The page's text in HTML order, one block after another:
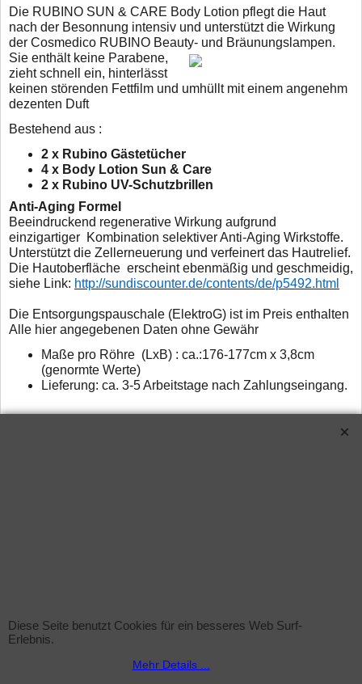
Die RUBINO SUN & CARE Body Lotion pflegt die Haut
nach der Besonnung intensiv und unterstützt die Wirkung
der Cosmedico RUBINO Beauty- und Bräunungslampen.
Sie enthält keine Parabene,
zieht schnell ein, hinterlässt
keinen störenden Fettfilm und umhüllt mit einem angenehm
dezenten Duft
Bestehend aus :
2 x Rubino Gästetücher
4 x Body Lotion Sun & Care
2 x Rubino UV-Schutzbrillen
Anti-Aging Formel
Beeindruckend regenerative Wirkung aufgrund
einzigartiger Kombination selektiver Anti-Aging Wirkstoffe.
Unterstützt die Zellerneuerung und verfeinert das Hautrelief.
Die Hautoberfläche erscheint ebenmäßig und geschmeidig,
siehe Link: http://sundiscounter.de/contents/de/p5492.html
Die Entsorgungspauschale (ElektroG) ist im Preis enthalten
Alle hier angegebenen Daten ohne Gewähr
Maße pro Röhre (LxB) : ca.:176-177cm x 3,8cm
(genormte Werte)
Lieferung: ca. 3-5 Arbeitstage nach Zahlungseingang.
Sprühflasche (leer)
Sprühflasche inkl. Sprühkopf , 1Liter ohne Inhalt
Diese Seite benutzt Cookies für ein besseres Web Surf-
Erlebnis.
Mehr Details ...